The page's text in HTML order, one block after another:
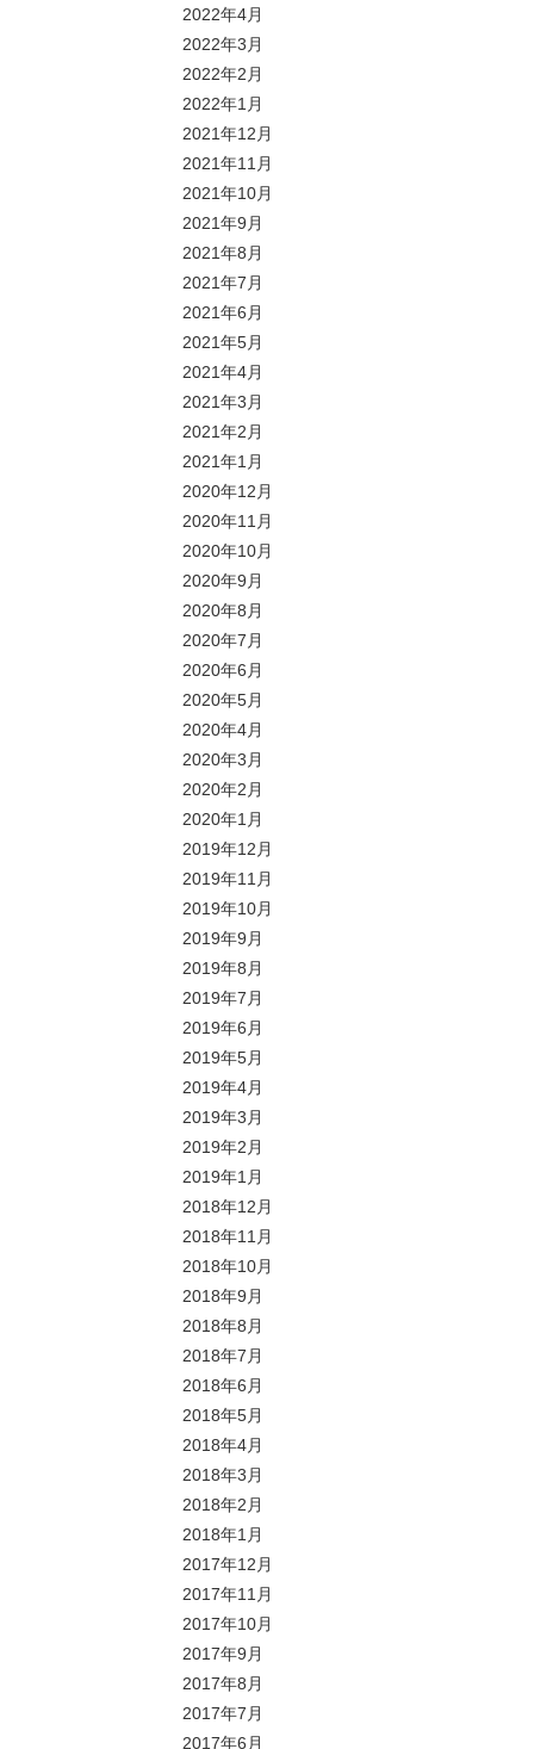
2022年4月
2022年3月
2022年2月
2022年1月
2021年12月
2021年11月
2021年10月
2021年9月
2021年8月
2021年7月
2021年6月
2021年5月
2021年4月
2021年3月
2021年2月
2021年1月
2020年12月
2020年11月
2020年10月
2020年9月
2020年8月
2020年7月
2020年6月
2020年5月
2020年4月
2020年3月
2020年2月
2020年1月
2019年12月
2019年11月
2019年10月
2019年9月
2019年8月
2019年7月
2019年6月
2019年5月
2019年4月
2019年3月
2019年2月
2019年1月
2018年12月
2018年11月
2018年10月
2018年9月
2018年8月
2018年7月
2018年6月
2018年5月
2018年4月
2018年3月
2018年2月
2018年1月
2017年12月
2017年11月
2017年10月
2017年9月
2017年8月
2017年7月
2017年6月